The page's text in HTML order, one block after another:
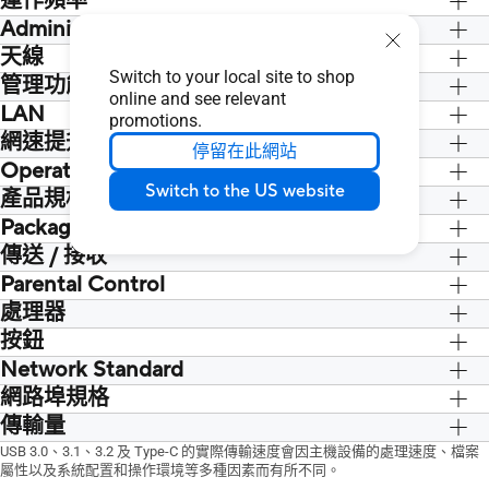
Switch to your local site to shop
online and see relevant
promotions.
停留在此網站
Switch to the US website
2.4G Hz / 5 GHz, 5 GHz
2.4 GHz
Administration
天線
External antenna x 4
管理功能
Configuration backup and restore,
Diagnosis tools, Feedback system,
System log
LAN
DHCP Server, 有, IPTV, Manually assign
IP address, Wake on LAN (WOL)
網速提升
OFDMA (Orthogonal Frequency Division
Multiple Access)
Beamforming: standard-based and
universal
1024-QAM high data rate
20/40/80 MHz bandwidth
Operating Frequency
產品規格
AX1800 ultimate AX performance :
1201 Mbps+ 574 Mbps
Package Content
傳送 / 接收
5GHz 2x2
2.4GHz 2x2
Parental Control
處理器
Dual-core (4 VPE)
按鈕
WPS Button, Reset Button, Power
Switch
Network Standard
網路埠規格
RJ45 for Gigabits BaseT for WAN x 1,
RJ45 for Gigabits BaseT for LAN x 4
傳輸量
802.11ax (5GHz)：最高 1201 Mbps
802.11ax (2.4GHz)：最高 574 Mbps
USB 3.0、3.1、3.2 及 Type-C 的實際傳輸速度會因主機設備的處理速度、檔案
屬性以及系統配置和操作環境等多種因素而有所不同。